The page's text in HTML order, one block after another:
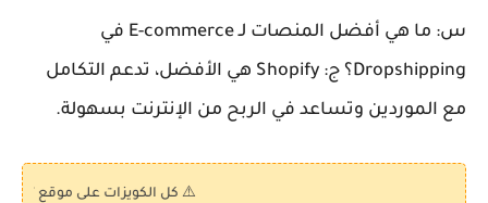
س: ما هي أفضل المنصات لـ E-commerce في
Dropshipping؟
ج: Shopify هي الأفضل، تدعم التكامل
مع الموردين وتساعد في الربح من الإنترنت بسهولة.
⚠️ كل الكويزات على موقع "كويز بالعربى"